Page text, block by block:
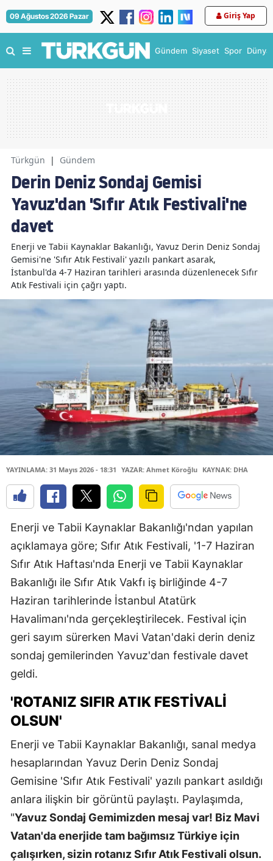
09 Ağustos 2026 Pazar Giriş Yap
Gündem Siyaset Spor Dünya
Türkgün | Gündem
Derin Deniz Sondaj Gemisi
Yavuz'dan 'Sıfır Atık Festivali'ne
davet
Enerji ve Tabii Kaynaklar Bakanlığı, Yavuz Derin Deniz Sondaj
Gemisi'ne 'Sıfır Atık Festivali' yazılı pankart asarak,
İstanbul'da 4-7 Haziran tarihleri arasında düzenlenecek Sıfır
Atık Festivali için çağrı yaptı.
YAYINLAMA: 31 Mayıs 2026 - 18:31 YAZAR: Ahmet Köroğlu KAYNAK: DHA
Enerji ve Tabii Kaynaklar Bakanlığı'ndan yapılan
açıklamaya göre; Sıfır Atık Festivali, '1-7 Haziran
Sıfır Atık Haftası'nda Enerji ve Tabii Kaynaklar
Bakanlığı ile Sıfır Atık Vakfı iş birliğinde 4-7
Haziran tarihlerinde İstanbul Atatürk
Havalimanı'nda gerçekleştirilecek. Festival için
geri sayım sürerken Mavi Vatan'daki derin deniz
sondaj gemilerinden Yavuz'dan festivale davet
geldi.
'ROTANIZ SIFIR ATIK FESTİVALİ
OLSUN'
Enerji ve Tabii Kaynaklar Bakanlığı, sanal medya
hesaplarından Yavuz Derin Deniz Sondaj
Gemisine 'Sıfır Atık Festivali' yazılı pankart asıldığı
anlara ilişkin bir görüntü paylaştı. Paylaşımda,
"Yavuz Sondaj Gemimizden mesaj var! Biz Mavi
Vatan'da enerjide tam bağımsız Türkiye için
çalışırken, sizin rotanız Sıfır Atık Festivali olsun.